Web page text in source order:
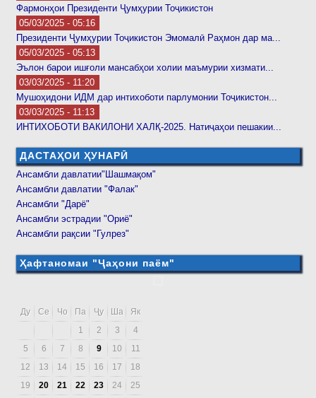
Фармонҳои Президенти Ҷумҳурии Тоҷикистон
05/03/2025 - 05:16
Президенти Ҷумҳурии Тоҷикистон Эмомалӣ Раҳмон дар ма...
05/03/2025 - 05:13
Эълон барои ишғоли мансабҳои холии маъмурии хизмати...
03/03/2025 - 11:20
Мушоҳидони ИДМ дар интихоботи парлумонии Тоҷикистон...
03/03/2025 - 11:13
ИНТИХОБОТИ ВАКИЛОНИ ХАЛҚ-2025. Натиҷаҳои пешакии...
ДАСТАҲОИ ҲУНАРӢ
Ансамбли давлатии"Шашмақом"
Ансамбли давлатии "Фалак"
Ансамбли "Дарё"
Ансамбли эстрадии "Ориё"
Ансамбли рақсии "Гулрез"
Ҳафтаномаи "Ҷаҳони паём"
Ду Се Чо Па Ҷу Ша
Як
1
2 3
4
5
6 7 8 9 10
11
12
13 14 15 16 17
18
19
20 21 22 23 24
25